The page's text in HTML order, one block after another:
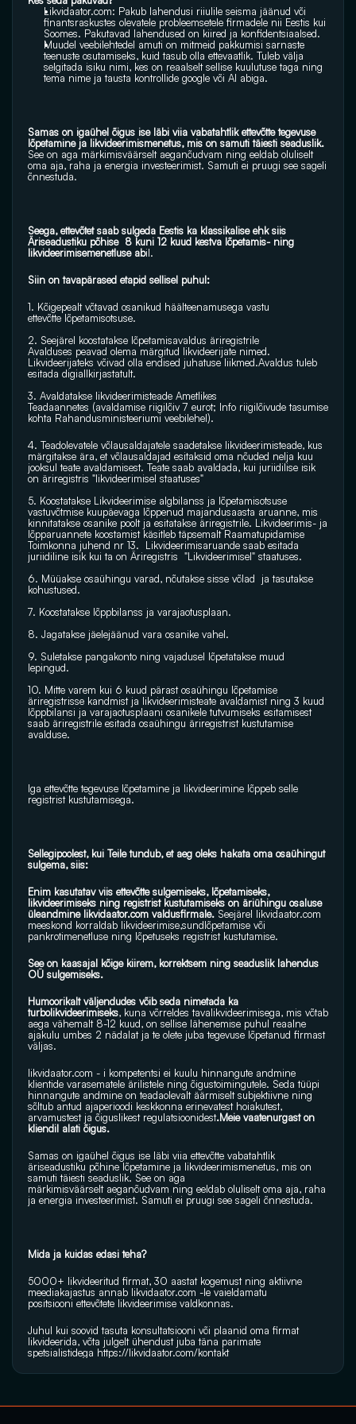
Likvidaator.com: Pakub lahendusi riiulile seisma jäänud või
finantsraskustes olevatele probleemsetele firmadele nii Eestis kui
Soomes. Pakutavad lahendused on kiired ja konfidentsiaalsed.
Muudel veebilehtedel amuti on mitmeid pakkumisi sarnaste
teenuste osutamiseks, kuid tasub olla ettevaatlik. Tuleb välja
selgitada isiku nimi, kes on reaalselt sellise kuulutuse taga ning
tema nime ja tausta kontrollide google või AI abiga.
Samas on igaühel õigus ise läbi viia vabatahtlik ettevõtte tegevuse
lõpetamine ja likvideerimismenetus, mis on samuti täiesti seaduslik.
See on aga märkimisväärselt aeganõudvam ning eeldab oluliselt
oma aja, raha ja energia investeerimist. Samuti ei pruugi see sageli
õnnestuda.
Seega, ettevõtet saab sulgeda Eestis ka klassikalise ehk siis
Äriseadustiku põhise  8 kuni 12 kuud kestva lõpetamis- ning
likvideerimisemenetluse abil.
Siin on tavapärased etapid sellisel puhul:
1. Kõigepealt võtavad osanikud häälteenamusega vastu
ettevõtte lõpetamisotsuse.
2. Seejärel koostatakse lõpetamisavaldus äriregistrile
Avalduses peavad olema märgitud likvideerijate nimed.
Likvideerijateks võivad olla endised juhatuse liikmed.Avaldus tuleb
esitada digiallkirjastatult.
3. Avaldatakse likvideerimisteade Ametlikes
Teadaannetes (avaldamise riigilõiv 7 eurot; Info riigilõivude tasumise
kohta Rahandusministeeriumi veebilehel).
4. Teadolevatele võlausaldajatele saadetakse likvideerimisteade, kus
märgitakse ära, et võlausaldajad esitaksid oma nõuded nelja kuu
jooksul teate avaldamisest. Teate saab avaldada, kui juriidilise isik
on äriregistris "likvideerimisel staatuses"
5. Koostatakse Likvideerimise algbilanss ja lõpetamisotsuse
vastuvõtmise kuupäevaga lõppenud majandusaasta aruanne, mis
kinnitatakse osanike poolt ja esitatakse äriregistrile. Likvideerimis- ja
lõpparuannete koostamist käsitleb täpsemalt Raamatupidamise
Toimkonna juhend nr 13.  Likvideerimisaruande saab esitada
juriidiline isik kui ta on Äriregistris  "Likvideerimisel" staatuses.
6. Müüakse osaühingu varad, nõutakse sisse võlad  ja tasutakse
kohustused.
7. Koostatakse lõppbilanss ja varajaotusplaan.
8. Jagatakse jäelejäänud vara osanike vahel.
9. Suletakse pangakonto ning vajadusel lõpetatakse muud
lepingud.
10. Mitte varem kui 6 kuud pärast osaühingu lõpetamise
äriregistrisse kandmist ja likvideerimisteate avaldamist ning 3 kuud
lõppbilansi ja varajaotusplaani osanikele tutvumiseks esitamisest
saab äriregistrile esitada osaühingu äriregistrist kustutamise
avalduse.
Iga ettevõtte tegevuse lõpetamine ja likvideerimine lõppeb selle
registrist kustutamisega.
Sellegipoolest, kui Teile tundub, et aeg oleks hakata oma osaühingut
sulgema, siis:
Enim kasutatav viis ettevõtte sulgemiseks, lõpetamiseks,
likvideerimiseks ning registrist kustutamiseks on äriühingu osaluse
üleandmine likvidaator.com valdusfirmale. Seejärel likvidaator.com
meeskond korraldab likvideerimise,sundlõpetamise või
pankrotimenetluse ning lõpetuseks registrist kustutamise.
See on kaasajal kõige kiirem, korrektsem ning seaduslik lahendus
OÜ sulgemiseks.
Humoorikalt väljendudes võib seda nimetada ka
turbolikvideerimiseks, kuna võrreldes tavalikvideerimisega, mis võtab
aega vähemalt 8-12 kuud, on sellise lähenemise puhul reaalne
ajakulu umbes 2 nädalat ja te olete juba tegevuse lõpetanud firmast
väljas.
likvidaator.com - i kompetentsi ei kuulu hinnangute andmine
klientide varasematele ärilistele ning õigustoimingutele. Seda tüüpi
hinnangute andmine on teadaolevalt äärmiselt subjektiivne ning
sõltub antud ajaperioodi keskkonna erinevatest hoiakutest,
arvamustest ja õiguslikest regulatsioonidest.Meie vaatenurgast on
kliendil alati õigus.
Samas on igaühel õigus ise läbi viia ettevõtte vabatahtlik
äriseadustiku põhine lõpetamine ja likvideerimismenetus, mis on
samuti täiesti seaduslik. See on aga
märkimisväärselt aeganõudvam ning eeldab oluliselt oma aja, raha
ja energia investeerimist. Samuti ei pruugi see sageli õnnestuda.
Mida ja kuidas edasi teha?
5000+ likvideeritud firmat, 30 aastat kogemust ning aktiivne
meediakajastus annab likvidaator.com -le vaieldamatu
positsiooni ettevõtete likvideerimise valdkonnas.
Juhul kui soovid tasuta konsultatsiooni või plaanid oma firmat
likvideerida, võta julgelt ühendust juba täna parimate
spetsialistidega https://likvidaator.com/kontakt